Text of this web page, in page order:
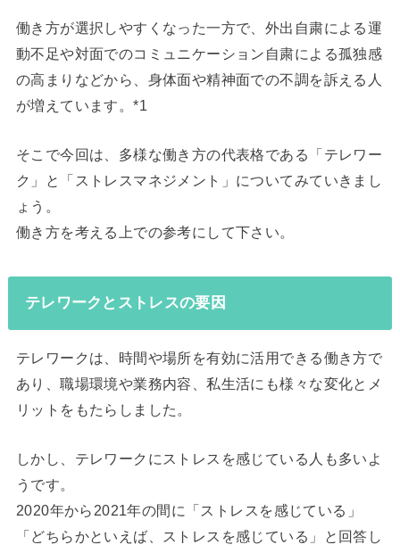
働き方が選択しやすくなった一方で、外出自粛による運
動不足や対面でのコミュニケーション自粛による孤独感
の高まりなどから、身体面や精神面での不調を訴える人
が増えています。*1
そこで今回は、多様な働き方の代表格である「テレワー
ク」と「ストレスマネジメント」についてみていきまし
ょう。
働き方を考える上での参考にして下さい。
テレワークとストレスの要因
テレワークは、時間や場所を有効に活用できる働き方で
あり、職場環境や業務内容、私生活にも様々な変化とメ
リットをもたらしました。
しかし、テレワークにストレスを感じている人も多いよ
うです。
2020年から2021年の間に「ストレスを感じている」
「どちらかといえば、ストレスを感じている」と回答し